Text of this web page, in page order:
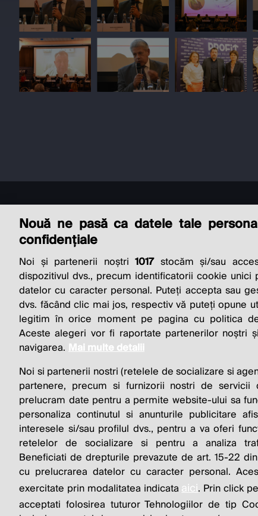
THE
© 2026 Profit.ro. Toate drepturile rezervate.
1616.ro
Nouă ne pasă ca datele tale
confidențiale
Noi și partenerii noștri1017stocăm și/sau
dispozitivul dvs., precum identificatorii cookie unici
datelor cu caracter personal. Puteți accepta sau
dvs. făcând clic mai jos, respectiv vă puteți opune
legitim în orice moment pe pagina cu politica
Aceste alegeri vor fi raportate partenerilor noștri
navigarea. Mai multe detalii
Noi si partenerii nostri (retelele de socializare si
partenere, precum si furnizorii nostri de servicii
prelucram date pentru a permite website-ului sa
personaliza continutul si anunturile publicitare
interesele si/sau profilul dvs., pentru a va oferi
retelelor de socializare si pentru a analiza
Beneficiati de drepturile prevazute de art. 15-22
cu prelucrarea datelor cu caracter personal.
exercitate prin modalitatea indicata aici. Prin click pe
acceptati folosirea tuturor Tehnologiilor de tip